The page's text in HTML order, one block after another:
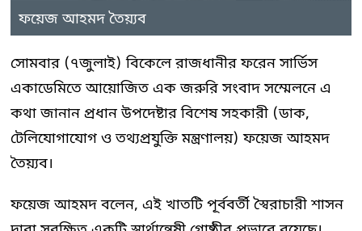
ফয়েজ আহমদ তৈয়্যব
সোমবার (৭জুলাই) বিকেলে রাজধানীর ফরেন সার্ভিস
একাডেমিতে আয়োজিত এক জরুরি সংবাদ সম্মেলনে এ
কথা জানান প্রধান উপদেষ্টার বিশেষ সহকারী (ডাক,
টেলিযোগাযোগ ও তথ্যপ্রযুক্তি মন্ত্রণালয়) ফয়েজ আহমদ
তৈয়্যব।
ফয়েজ আহমদ বলেন, এই খাতটি পূর্ববর্তী স্বৈরাচারী শাসন